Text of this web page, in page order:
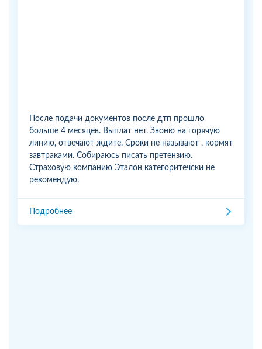
После подачи документов после дтп прошло
больше 4 месяцев. Выплат нет. Звоню на горячую
линию, отвечают ждите. Сроки не называют , кормят
завтраками. Собираюсь писать претензию.
Страховую компанию Эталон категоритечски не
рекомендую.
Подробнее